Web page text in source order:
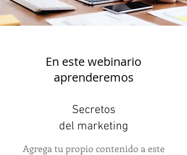
En este webinario
aprenderemos
Secretos
del marketing
Agrega tu propio contenido a este